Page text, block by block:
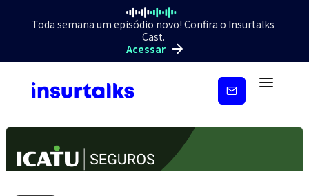
Toda semana um episódio novo! Confira o Insurtalks
Cast.
Acessar
Inscreva-